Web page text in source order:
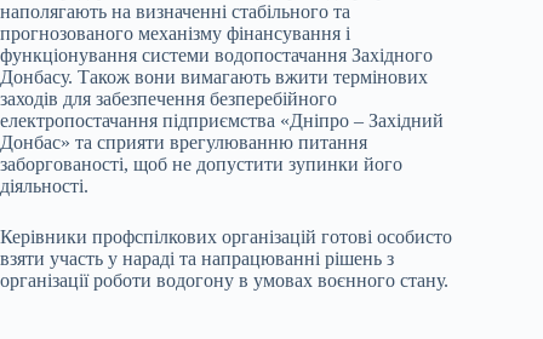
наполягають на визначенні стабільного та
прогнозованого механізму фінансування і
функціонування системи водопостачання Західного
Донбасу. Також вони вимагають вжити термінових
заходів для забезпечення безперебійного
електропостачання підприємства «Дніпро – Західний
Донбас» та сприяти врегулюванню питання
заборгованості, щоб не допустити зупинки його
діяльності.
Керівники профспілкових організацій готові особисто
взяти участь у нараді та напрацюванні рішень з
організації роботи водогону в умовах воєнного стану.